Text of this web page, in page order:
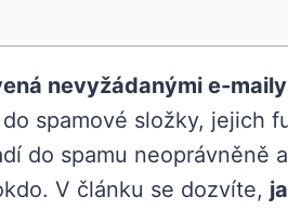
nevyžádanými e-maily
spamové složky, jejich
do spamu
V článku se dozvíte,